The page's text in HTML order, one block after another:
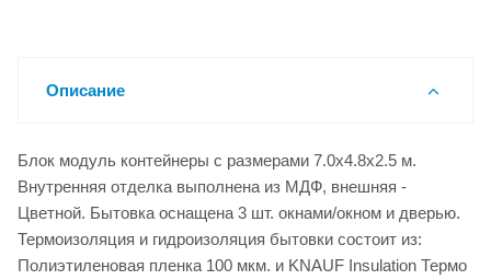
Описание
Блок модуль контейнеры с размерами 7.0x4.8x2.5 м.
Внутренняя отделка выполнена из МДФ, внешняя -
Цветной. Бытовка оснащена 3 шт. окнами/окном и дверью.
Термоизоляция и гидроизоляция бытовки состоит из:
Полиэтиленовая пленка 100 мкм. и KNAUF Insulation Термо